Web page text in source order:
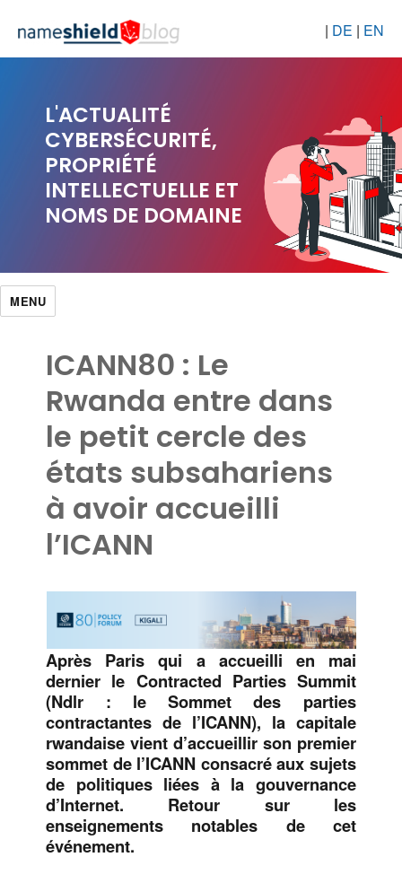
| DE | EN
L'ACTUALITÉ
CYBERSÉCURITÉ,
PROPRIÉTÉ
INTELLECTUELLE ET
NOMS DE DOMAINE
MENU
ICANN80 : Le
Rwanda entre dans
le petit cercle des
états subsahariens
à avoir accueilli
l’ICANN
Après Paris qui a accueilli en mai
dernier le Contracted Parties Summit
(Ndlr : le Sommet des parties
contractantes de l’ICANN), la capitale
rwandaise vient d’accueillir son premier
sommet de l’ICANN consacré aux sujets
de politiques liées à la gouvernance
d’Internet. Retour sur les
enseignements notables de cet
événement.